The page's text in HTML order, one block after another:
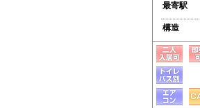
最寄駅
構造